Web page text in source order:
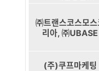
㈜트랜스코스모스
리아, ㈜UBASE
(주)쿠프마케팅